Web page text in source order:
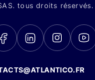
tous droits réservés.